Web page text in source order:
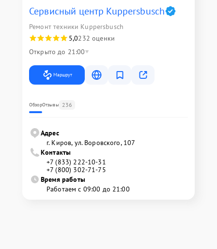
Сервисный центр Kuppersbusch
Ремонт техники Kuppersbusch
5,0232 оценки
Открыто до 21:00
Маршрут
ОбзорОтзывы 236
Адрес
г. Киров, ул. Воровского, 107
Контакты
+7 (833) 222-10-31
+7 (800) 302-71-75
Время работы
Работаем с 09:00 до 21:00